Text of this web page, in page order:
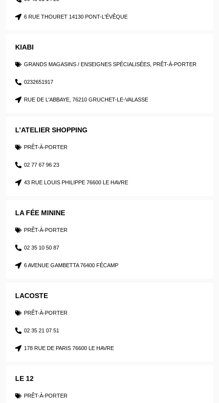
6 RUE THOURET 14130 PONT-L'ÉVÊQUE
KIABI
GRANDS MAGASINS / ENSEIGNES SPÉCIALISÉES PRÊT-À-PORTER
0232651917
RUE DE L'ABBAYE, 76210 GRUCHET-LE-VALASSE
L’ATELIER SHOPPING
PRÊT-À-PORTER
02 77 67 96 23
43 RUE LOUIS PHILIPPE 76600 LE HAVRE
LA FÉE MININE
PRÊT-À-PORTER
02 35 10 50 87
6 AVENUE GAMBETTA 76400 FÉCAMP
LACOSTE
PRÊT-À-PORTER
02 35 21 07 51
178 RUE DE PARIS 76600 LE HAVRE
LE 12
PRÊT-À-PORTER